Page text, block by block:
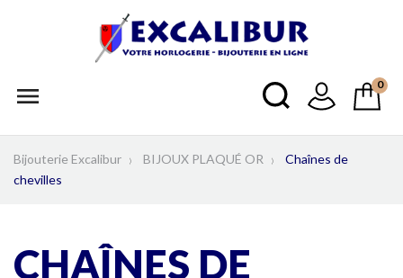
 0
Bijouterie Excalibur BIJOUX PLAQUÉ OR
Chaînes de
chevilles
CHAÎNES DE